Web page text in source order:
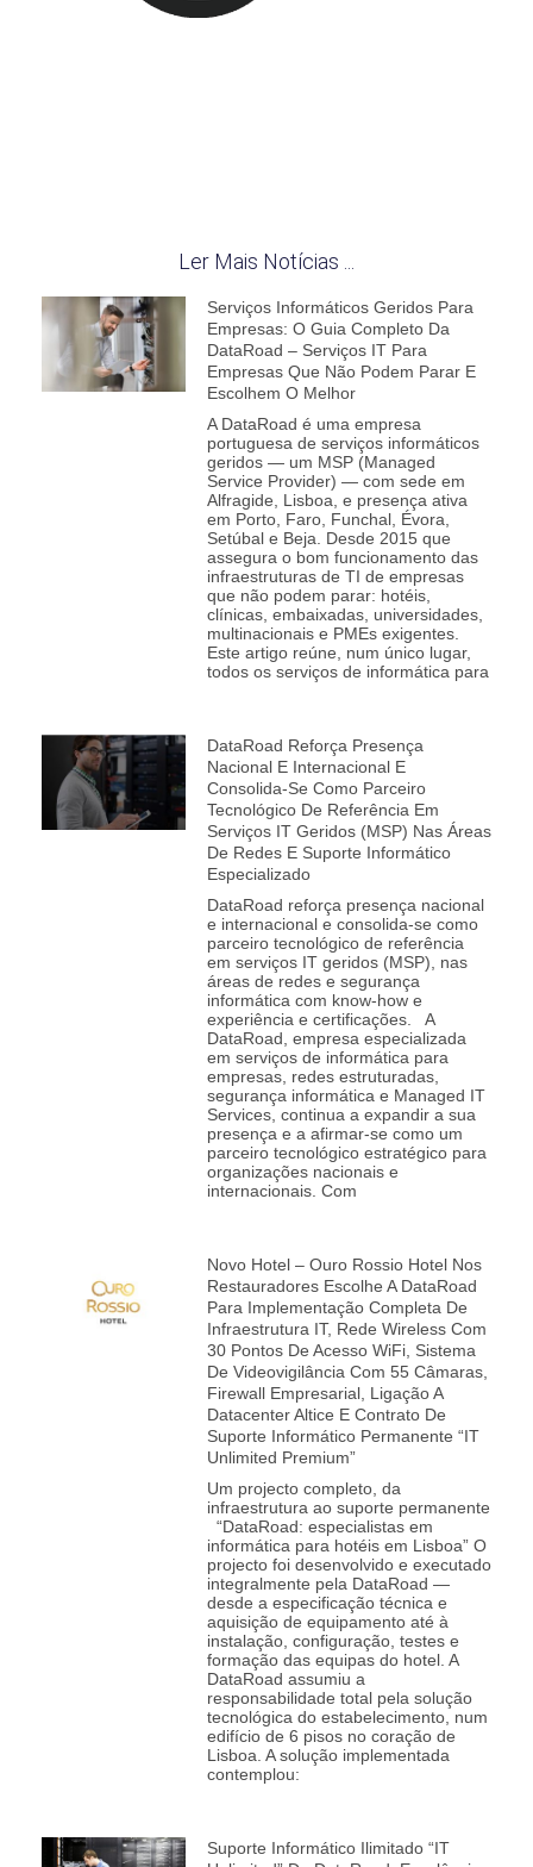
Ler Mais Notícias ...
Serviços Informáticos Geridos Para
Empresas: O Guia Completo Da
DataRoad – Serviços IT Para
Empresas Que Não Podem Parar E
Escolhem O Melhor
A DataRoad é uma empresa
portuguesa de serviços informáticos
geridos — um MSP (Managed
Service Provider) — com sede em
Alfragide, Lisboa, e presença ativa
em Porto, Faro, Funchal, Évora,
Setúbal e Beja. Desde 2015 que
assegura o bom funcionamento das
infraestruturas de TI de empresas
que não podem parar: hotéis,
clínicas, embaixadas, universidades,
multinacionais e PMEs exigentes.
Este artigo reúne, num único lugar,
todos os serviços de informática para
DataRoad Reforça Presença
Nacional E Internacional E
Consolida‑se Como Parceiro
Tecnológico De Referência Em
Serviços IT Geridos (MSP) Nas Áreas
De Redes E Suporte Informático
Especializado
DataRoad reforça presença nacional
e internacional e consolida‑se como
parceiro tecnológico de referência
em serviços IT geridos (MSP), nas
áreas de redes e segurança
informática com know-how e
experiência e certificações. A
DataRoad, empresa especializada
em serviços de informática para
empresas, redes estruturadas,
segurança informática e Managed IT
Services, continua a expandir a sua
presença e a afirmar‑se como um
parceiro tecnológico estratégico para
organizações nacionais e
internacionais. Com
Novo Hotel – Ouro Rossio Hotel Nos
Restauradores Escolhe A DataRoad
Para Implementação Completa De
Infraestrutura IT, Rede Wireless Com
30 Pontos De Acesso WiFi, Sistema
De Videovigilância Com 55 Câmaras,
Firewall Empresarial, Ligação A
Datacenter Altice E Contrato De
Suporte Informático Permanente “IT
Unlimited Premium”
Um projecto completo, da
infraestrutura ao suporte permanente
“DataRoad: especialistas em
informática para hotéis em Lisboa” O
projecto foi desenvolvido e executado
integralmente pela DataRoad —
desde a especificação técnica e
aquisição de equipamento até à
instalação, configuração, testes e
formação das equipas do hotel. A
DataRoad assumiu a
responsabilidade total pela solução
tecnológica do estabelecimento, num
edifício de 6 pisos no coração de
Lisboa. A solução implementada
contemplou:
Suporte Informático Ilimitado “IT